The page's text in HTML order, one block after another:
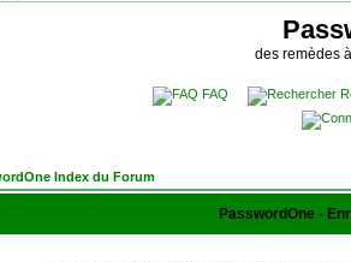
des remèdes
FAQ
Index du Forum
PasswordOne -